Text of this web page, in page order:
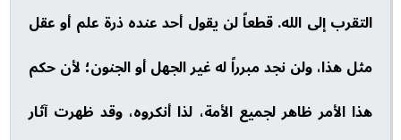
التقرب إلى الله. قطعاً لن يقول أحد عنده ذرة علم أو عقل
مثل هذا، ولن نجد مبرراً له غير الجهل أو الجنون؛ لأن حكم
هذا الأمر ظاهر لجميع الأمة، لذا أنكروه، وقد ظهرت آثار